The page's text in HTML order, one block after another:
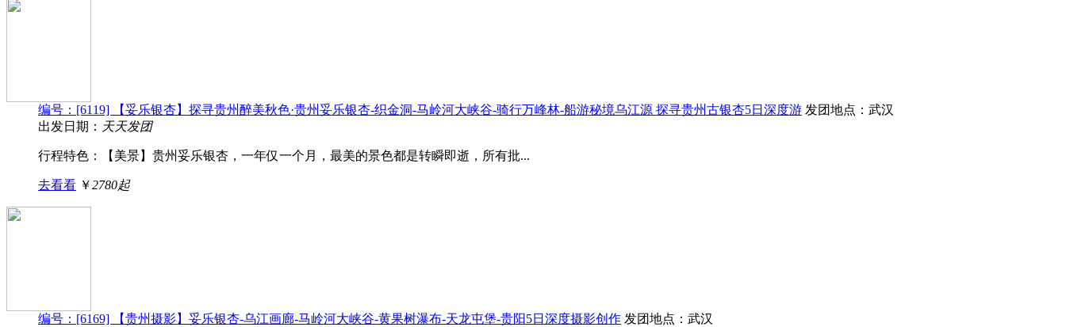
编号：[6119] 【妥乐银杏】探寻贵州醉美秋色·贵州妥乐银杏-织金洞-马岭河大峡谷-骑行万峰林-船游秘境乌江源 探寻贵州古银杏5日深度游 发团地点：武汉
出发日期： 天天发团
行程特色：【美景】贵州妥乐银杏，一年仅一个月，最美的景色都是转瞬即逝，所有批...
去看看 ￥2780起
编号：[6169] 【贵州摄影】妥乐银杏-乌江画廊-马岭河大峡谷-黄果树瀑布-天龙屯堡-贵阳5日深度摄影创作 发团地点：武汉